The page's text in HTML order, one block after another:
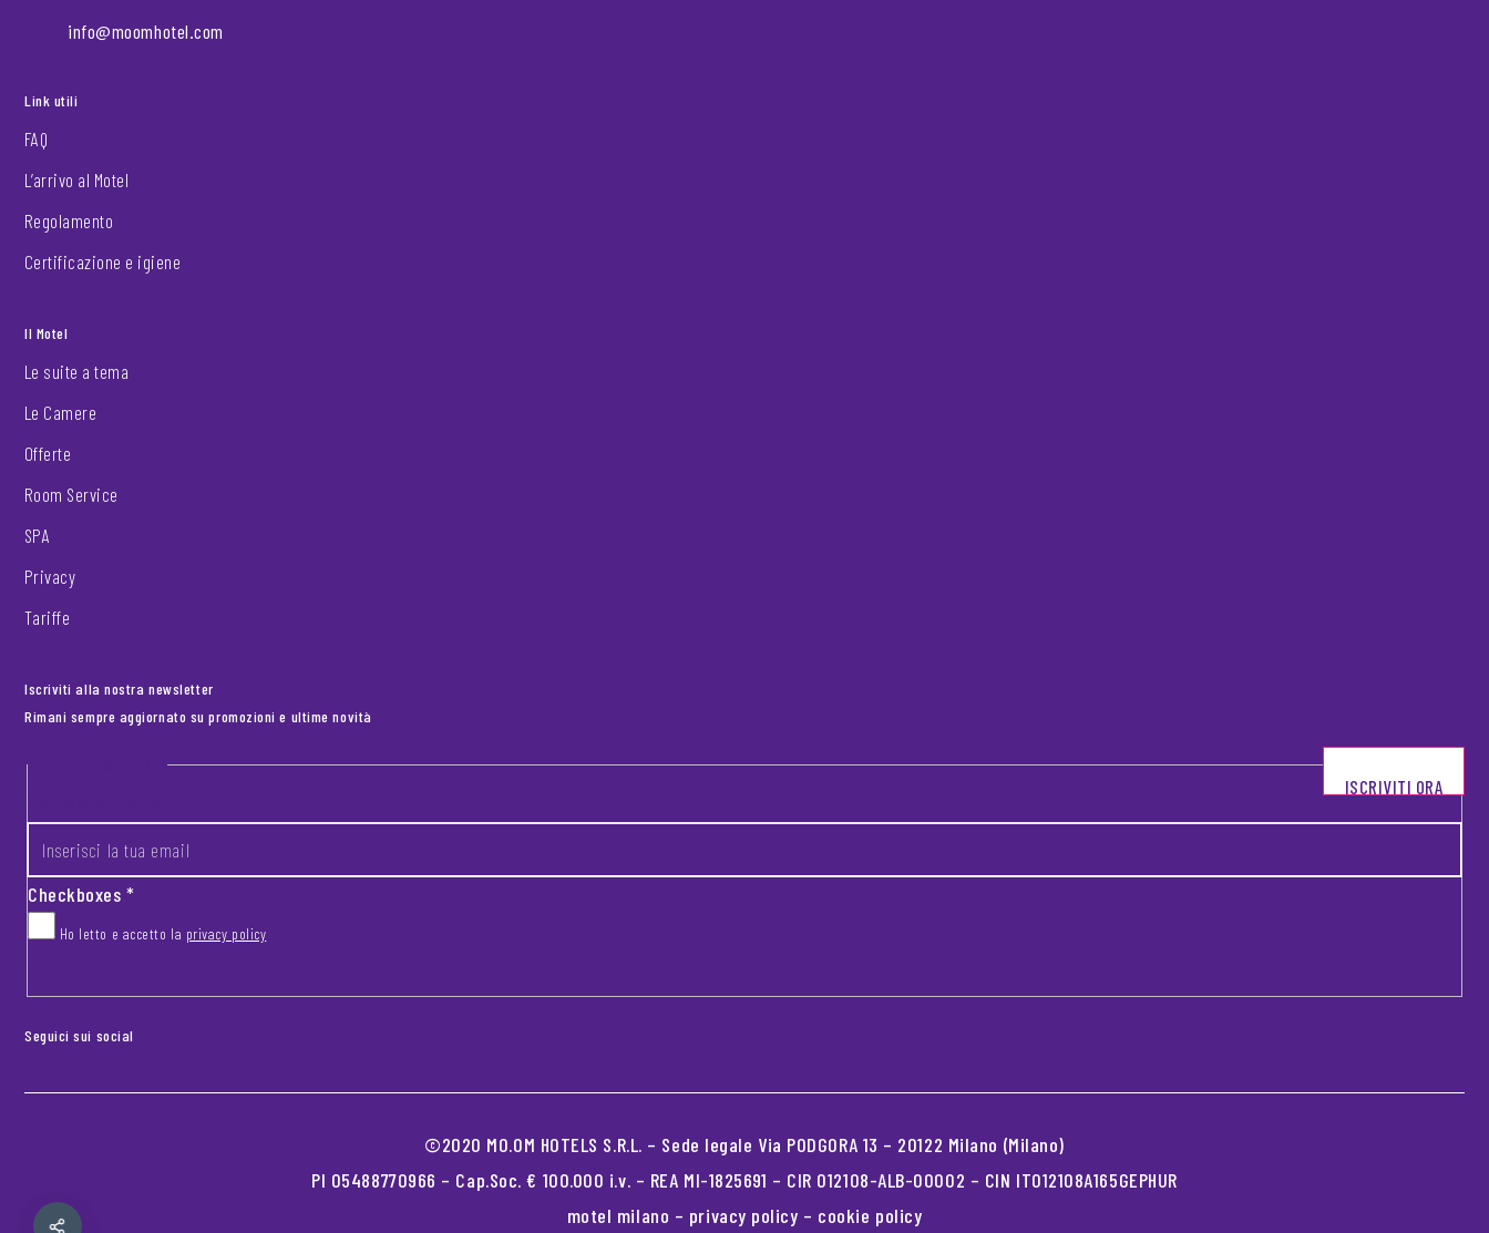
info@moomhotel.com
Link utili
FAQ
L’arrivo al Motel
Regolamento
Certificazione e igiene
Il Motel
Le suite a tema
Le Camere
Offerte
Room Service
SPA
Privacy
Tariffe
Iscriviti alla nostra newsletter
Rimani sempre aggiornato su promozioni e ultime novità
Footer newsletter
Checkboxes*
Ho letto e accetto la privacy policy
ISCRIVITI ORA
Seguici sui social
©2020 MO.OM HOTELS S.R.L. – Sede legale Via PODGORA 13 – 20122 Milano (Milano)
PI 05488770966 – Cap.Soc. € 100.000 i.v. – REA MI-1825691 – CIR 012108-ALB-00002 – CIN IT012108A165GEPHUR
motel milano – privacy policy – cookie policy